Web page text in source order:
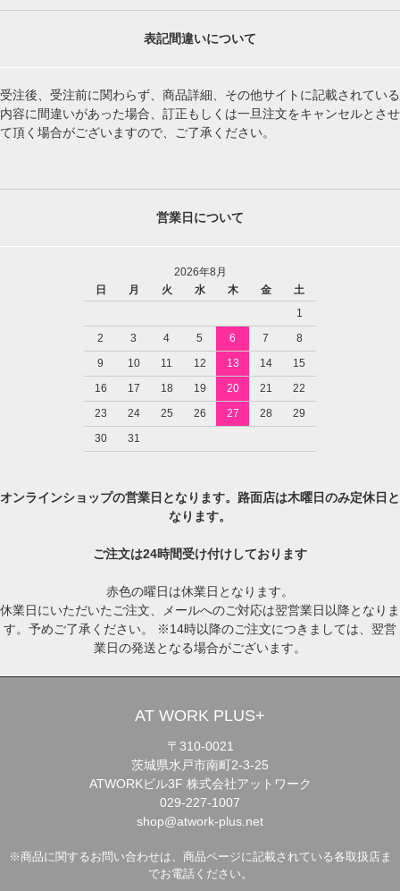
表記間違いについて
受注後、受注前に関わらず、商品詳細、その他サイトに記載されている
内容に間違いがあった場合、訂正もしくは一旦注文をキャンセルとさせ
て頂く場合がございますので、ご了承ください。
営業日について
2026年8月
日
月 火 水 木 金
土
1
2
3 4 5 6 7
8
9
10 11 12 13 14
15
16
17 18 19 20 21
22
23
24 25 26 27 28
29
30
31
オンラインショップの営業日となります。路面店は木曜日のみ定休日と
なります。
ご注文は24時間受け付けしております
赤色の曜日は休業日となります。
休業日にいただいたご注文、メールへのご対応は翌営業日以降となりま
す。予めご了承ください。 ※14時以降のご注文につきましては、翌営
業日の発送となる場合がございます。
AT WORK PLUS+
〒310-0021
茨城県水戸市南町2-3-25
ATWORKビル3F 株式会社アットワーク
029-227-1007
shop@atwork-plus.net
※商品に関するお問い合わせは、商品ページに記載されている各取扱店ま
でお電話ください。